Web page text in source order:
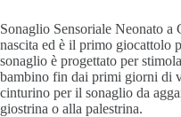
Sonaglio Sensoriale Neonato a
nascita ed è il primo giocattolo
sonaglio è progettato per
bambino fin dai primi giorni di
cinturino per il sonaglio da
giostrina o alla palestrina.